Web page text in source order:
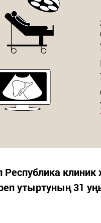
клиник
утыртуның 31